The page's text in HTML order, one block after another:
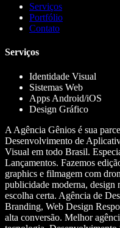
Serviços
Portfólio
Contato
Serviços
Identidade Visual
Sistemas Web
Apps Android/iOS
Design Gráfico
A Agência Gênios é sua
Desenvolvimento de
Visual em todo Brasil.
Lançamentos. Fazemos
graphics e filmagem com
publicidade moderna, design
escolha certa. Agência de
Branding, Web Design
alta conversão. Melhor